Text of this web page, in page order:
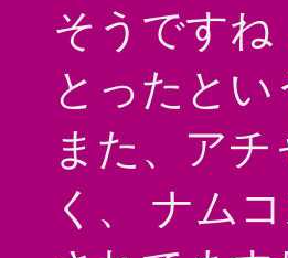
そうですね
とったと
また、ア
く、 ナム